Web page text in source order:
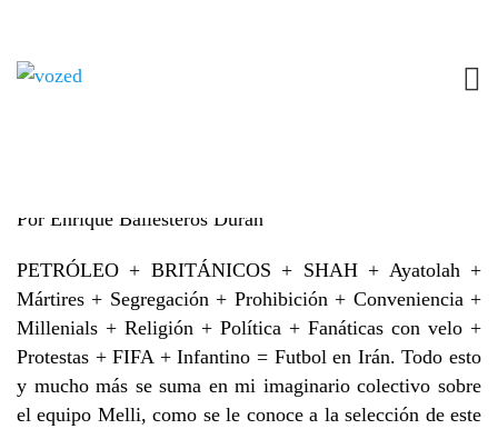
Por Enrique Ballesteros Durán
PETRÓLEO + BRITÁNICOS + SHAH + Ayatolah +
Mártires + Segregación + Prohibición + Conveniencia +
Millenials + Religión + Política + Fanáticas con velo +
Protestas + FIFA + Infantino = Futbol en Irán. Todo esto
y mucho más se suma en mi imaginario colectivo sobre
el equipo Melli, como se le conoce a la selección de este